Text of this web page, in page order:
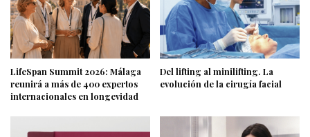
LifeSpan Summit 2026: Málaga
reunirá a más de 400 expertos
internacionales en longevidad
Del lifting al minilifting. La
evolución de la cirugía facial